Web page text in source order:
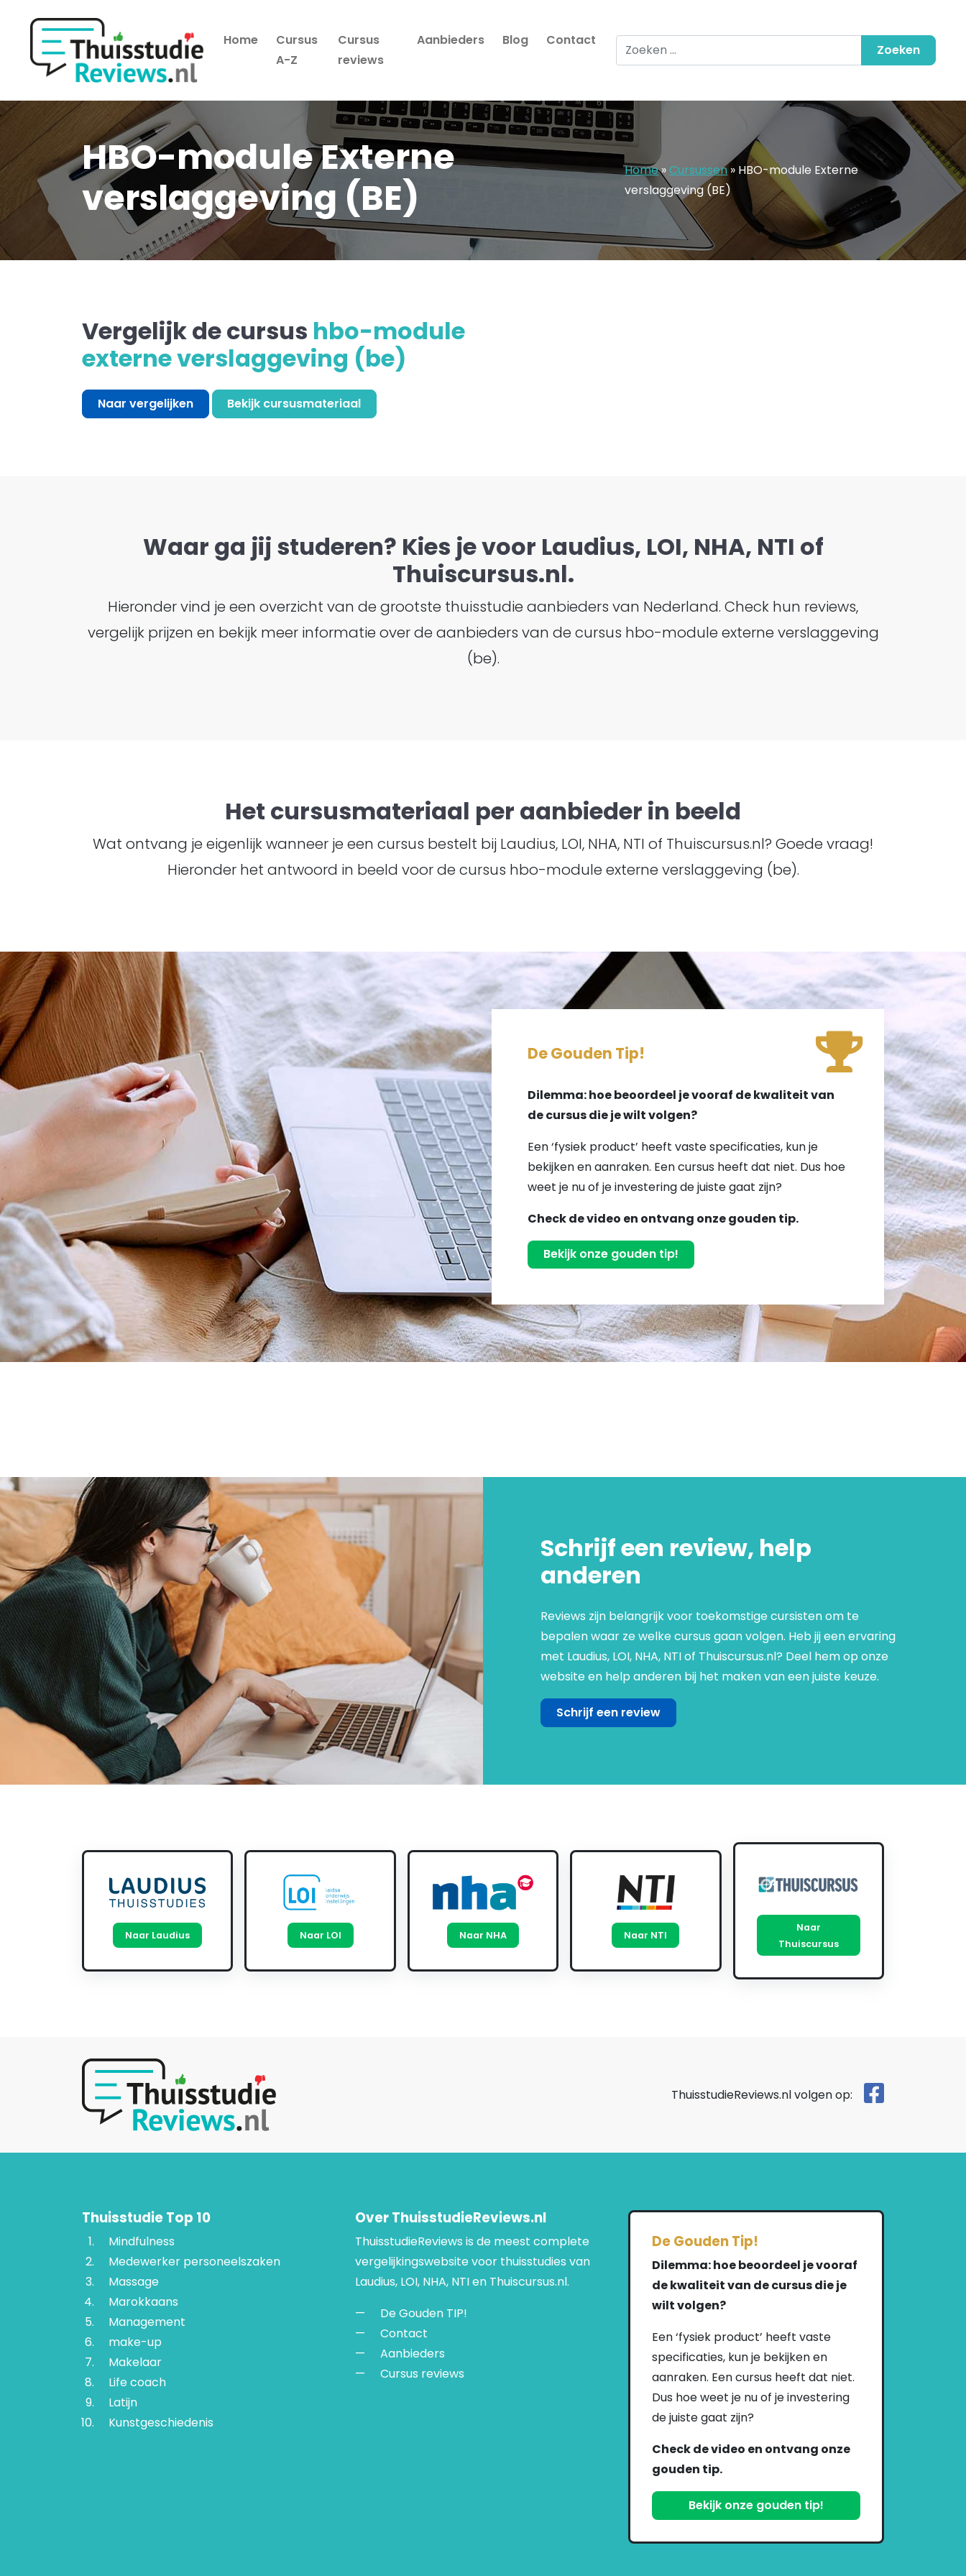
Hoofdmenu
Home
Cursus
A-Z
Cursus
reviews
Aanbieders Blog Contact Zoeken naar:
HBO-module Externe
verslaggeving (BE)
Home» Cursussen» HBO-module Externe
verslaggeving (BE)
Vergelijk de cursus hbo-module
externe verslaggeving (be)
Naar vergelijken Bekijk cursusmateriaal
Waar ga jij studeren? Kies je voor Laudius, LOI, NHA, NTI of
Thuiscursus.nl.
Hieronder vind je een overzicht van de grootste thuisstudie aanbieders van Nederland. Check hun reviews,
vergelijk prijzen en bekijk meer informatie over de aanbieders van de cursus hbo-module externe verslaggeving
(be).
Het cursusmateriaal per aanbieder in beeld
Wat ontvang je eigenlijk wanneer je een cursus bestelt bij Laudius, LOI, NHA, NTI of Thuiscursus.nl? Goede vraag!
Hieronder het antwoord in beeld voor de cursus hbo-module externe verslaggeving (be).
De Gouden Tip!
Dilemma: hoe beoordeel je vooraf de kwaliteit van
de cursus die je wilt volgen?
Een ‘fysiek product’ heeft vaste specificaties, kun je
bekijken en aanraken. Een cursus heeft dat niet. Dus hoe
weet je nu of je investering de juiste gaat zijn?
Check de video en ontvang onze gouden tip.
Bekijk onze gouden tip!
Schrijf een review, help
anderen
Reviews zijn belangrijk voor toekomstige cursisten om te
bepalen waar ze welke cursus gaan volgen. Heb jij een ervaring
met Laudius, LOI, NHA, NTI of Thuiscursus.nl? Deel hem op onze
website en help anderen bij het maken van een juiste keuze.
Schrijf een review
Naar Laudius Naar LOI Naar NHA Naar NTI
Naar
Thuiscursus
ThuisstudieReviews.nl volgen op:
Thuisstudie Top 10
Mindfulness
Medewerker personeelszaken
Massage
Marokkaans
Management
make-up
Makelaar
Life coach
Latijn
Kunstgeschiedenis
Over ThuisstudieReviews.nl
ThuisstudieReviews is de meest complete
vergelijkingswebsite voor thuisstudies van
Laudius, LOI, NHA, NTI en Thuiscursus.nl.
De Gouden TIP!
Contact
Aanbieders
Cursus reviews
De Gouden Tip!
Dilemma: hoe beoordeel je vooraf
de kwaliteit van de cursus die je
wilt volgen?
Een ‘fysiek product’ heeft vaste
specificaties, kun je bekijken en
aanraken. Een cursus heeft dat niet.
Dus hoe weet je nu of je investering
de juiste gaat zijn?
Check de video en ontvang onze
gouden tip.
Bekijk onze gouden tip!